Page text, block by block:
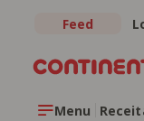
Saltar para o
Feed
Menu